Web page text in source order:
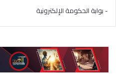
- بوابة الحكومة الإلكترونية